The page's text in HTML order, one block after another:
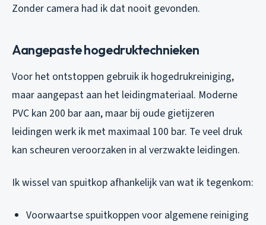
Zonder camera had ik dat nooit gevonden.
Aangepaste hogedruktechnieken
Voor het ontstoppen gebruik ik hogedrukreiniging,
maar aangepast aan het leidingmateriaal. Moderne
PVC kan 200 bar aan, maar bij oude gietijzeren
leidingen werk ik met maximaal 100 bar. Te veel druk
kan scheuren veroorzaken in al verzwakte leidingen.
Ik wissel van spuitkop afhankelijk van wat ik tegenkom:
Voorwaartse spuitkoppen voor algemene reiniging